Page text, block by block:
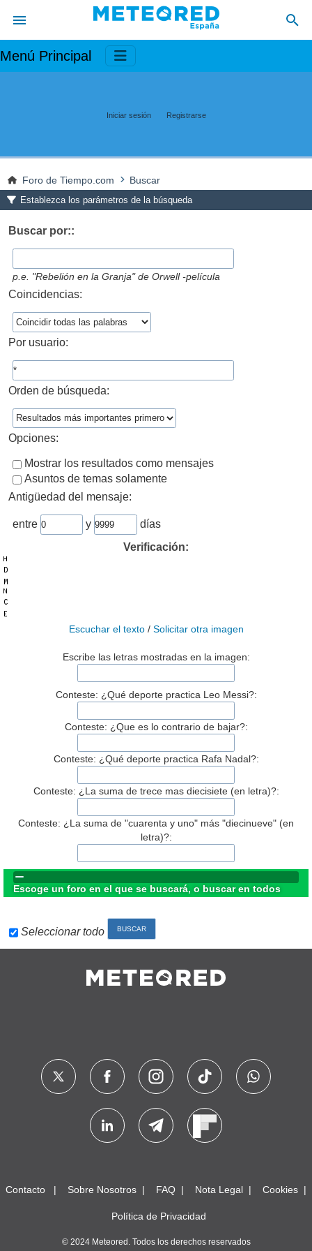
Menú Principal
Iniciar sesión Registrarse
Foro de Tiempo.com Buscar
Establezca los parámetros de la búsqueda
Buscar por::
p.e. "Rebelión en la Granja" de Orwell -película
Coincidencias:
Por usuario:
Orden de búsqueda:
Opciones:
Mostrar los resultados como mensajes
Asuntos de temas solamente
Antigüedad del mensaje:
entre y
días
Verificación:
Escuchar el texto/ Solicitar otra imagen
Escribe las letras mostradas en la imagen:
Conteste: ¿Qué deporte practica Leo Messi?:
Conteste: ¿Que es lo contrario de bajar?:
Conteste: ¿Qué deporte practica Rafa Nadal?:
Conteste: ¿La suma de trece mas diecisiete (en letra)?:
Conteste: ¿La suma de "cuarenta y uno" más "diecinueve" (en
letra)?:
Escoge un foro en el que se buscará, o buscar en todos
Seleccionar todo
Contacto Sobre Nosotros FAQ Nota Legal Cookies
Política de Privacidad
© 2024 Meteored. Todos los derechos reservados